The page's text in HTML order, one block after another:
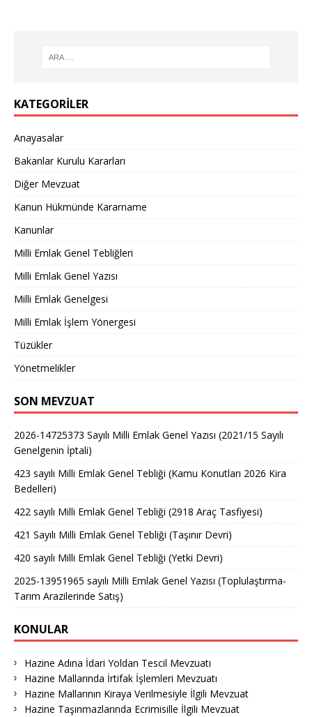
KATEGORILER
Anayasalar
Bakanlar Kurulu Kararları
Diğer Mevzuat
Kanun Hükmünde Kararname
Kanunlar
Milli Emlak Genel Tebliğleri
Milli Emlak Genel Yazısı
Milli Emlak Genelgesi
Milli Emlak İşlem Yönergesi
Tüzükler
Yönetmelikler
SON MEVZUAT
2026-14725373 Sayılı Milli Emlak Genel Yazısı (2021/15 Sayılı
Genelgenin İptali)
423 sayılı Milli Emlak Genel Tebliği (Kamu Konutları 2026 Kira
Bedelleri)
422 sayılı Milli Emlak Genel Tebliği (2918 Araç Tasfiyesi)
421 Sayılı Milli Emlak Genel Tebliği (Taşınır Devri)
420 sayılı Milli Emlak Genel Tebliği (Yetki Devri)
2025-13951965 sayılı Milli Emlak Genel Yazısı (Toplulaştırma-
Tarım Arazilerinde Satış)
KONULAR
Hazine Adına İdari Yoldan Tescil Mevzuatı
Hazine Mallarında İrtifak İşlemleri Mevzuatı
Hazine Mallarının Kiraya Verilmesiyle İlgili Mevzuat
Hazine Taşınmazlarında Ecrimisille İlgili Mevzuat